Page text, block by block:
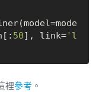
50], link='l
裡參考 。